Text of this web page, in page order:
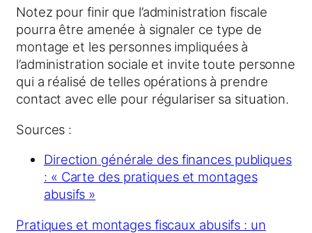
Notez pour finir que l’administration fiscale
pourra être amenée à signaler ce type de
montage et les personnes impliquées à
l’administration sociale et invite toute personne
qui a réalisé de telles opérations à prendre
contact avec elle pour régulariser sa situation.
Sources :
Direction générale des finances publiques
: « Carte des pratiques et montages
abusifs »
Pratiques et montages fiscaux abusifs : un